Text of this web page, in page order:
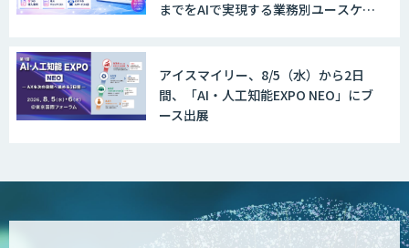
までをAIで実現する業務別ユースケー
アイスマイリー、8/5（水）から2日
間、「AI・人工知能EXPO NEO」にブ
ース出展